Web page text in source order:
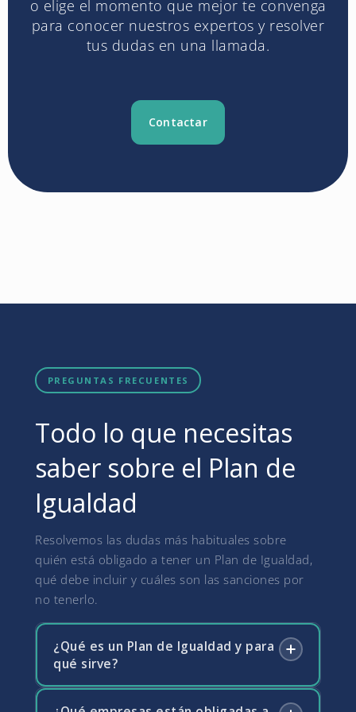
o elige el momento que mejor te convenga
para conocer nuestros expertos y resolver
tus dudas en una llamada.
Contactar
PREGUNTAS FRECUENTES
Todo lo que necesitas
saber sobre el Plan de
Igualdad
Resolvemos las dudas más habituales sobre
quién está obligado a tener un Plan de Igualdad,
qué debe incluir y cuáles son las sanciones por
no tenerlo.
¿Qué es un Plan de Igualdad y para
qué sirve?